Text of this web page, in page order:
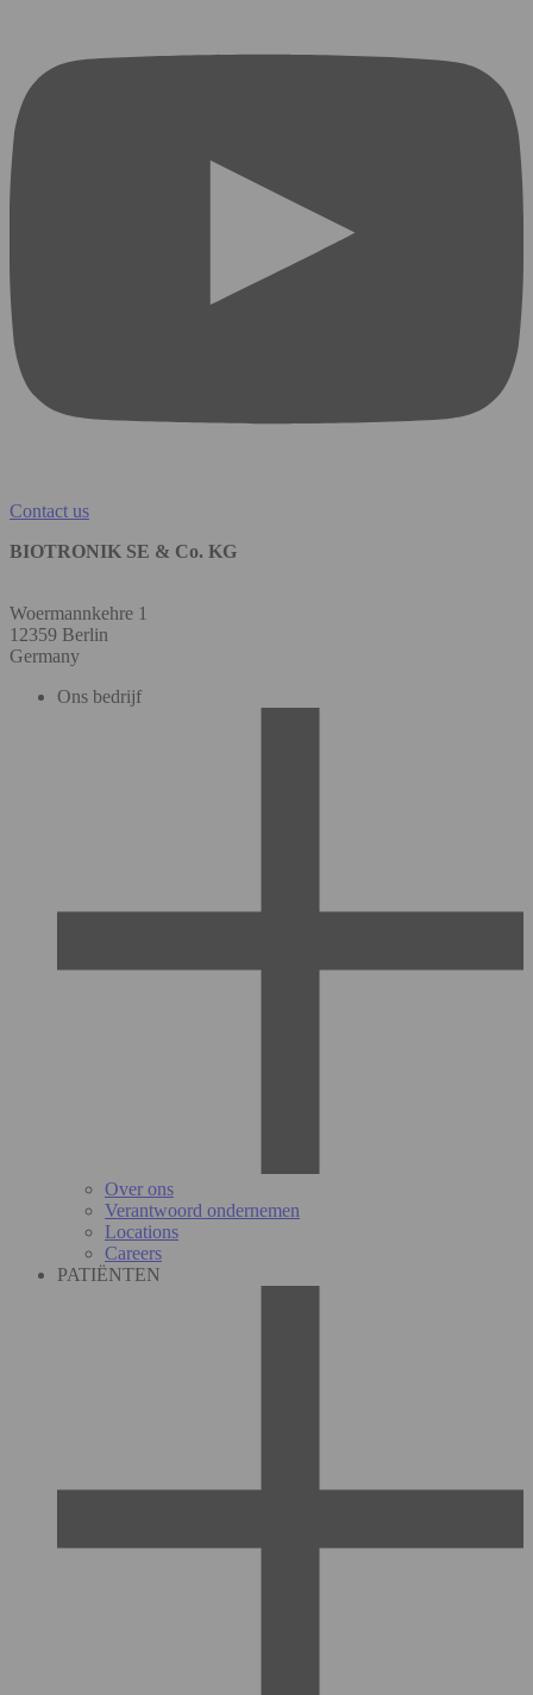
Contact us
BIOTRONIK SE & Co. KG
Woermannkehre 1
12359 Berlin
Germany
Ons bedrijf
Over ons
Verantwoord ondernemen
Locations
Careers
PATIËNTEN